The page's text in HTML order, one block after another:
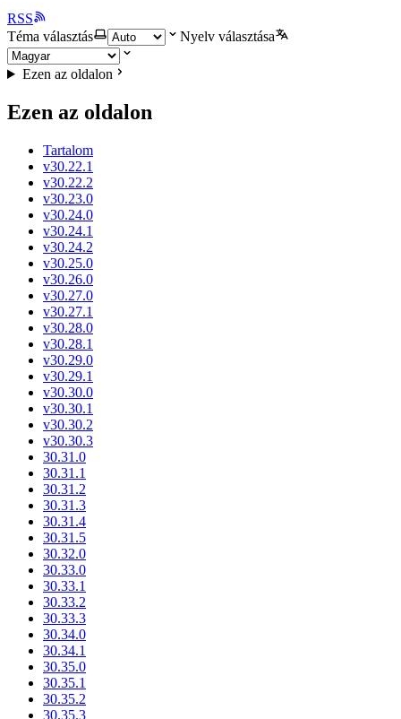
RSS
Téma választás
Nyelv választása
Ezen az oldalon
Ezen az oldalon
Tartalom
v30.22.1
v30.22.2
v30.23.0
v30.24.0
v30.24.1
v30.24.2
v30.25.0
v30.26.0
v30.27.0
v30.27.1
v30.28.0
v30.28.1
v30.29.0
v30.29.1
v30.30.0
v30.30.1
v30.30.2
v30.30.3
30.31.0
30.31.1
30.31.2
30.31.3
30.31.4
30.31.5
30.32.0
30.33.0
30.33.1
30.33.2
30.33.3
30.34.0
30.34.1
30.35.0
30.35.1
30.35.2
30.35.3